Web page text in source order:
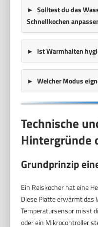
Solltest du das
Schnellkochen
Ist Warmhalten
Welcher Modus
Technische
Hintergründe
Grundprinzip
Ein Reiskocher hat eine
Diese Platte erwärmt das
Temperatursensor misst
oder ein Mikrocontroller